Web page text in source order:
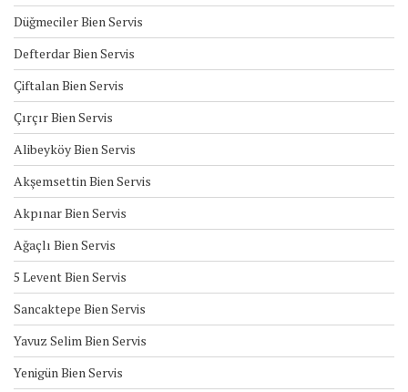
Düğmeciler Bien Servis
Defterdar Bien Servis
Çiftalan Bien Servis
Çırçır Bien Servis
Alibeyköy Bien Servis
Akşemsettin Bien Servis
Akpınar Bien Servis
Ağaçlı Bien Servis
5 Levent Bien Servis
Sancaktepe Bien Servis
Yavuz Selim Bien Servis
Yenigün Bien Servis